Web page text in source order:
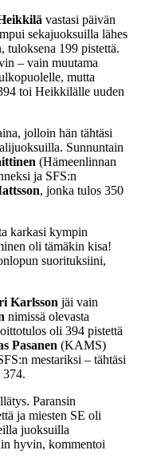
vastasi päivän
sekajuoksuilla lähes
tuloksena 199 pistettä.
– vain muutama
mutta
toi Heikkilälle uuden
jolloin hän tähtäsi
Sunnuntain
(Hämeenlinnan
ja SFS:n
, jonka tulos 350
karkasi kympin
oli tämäkin kisa!
suorituksiini,
Karlsson jäi vain
nimissä olevasta
oli 394 pistettä
Pasanen (KAMS)
mestariksi – tähtäsi
Paransin
ja miesten SE oli
juoksuilla
hyvin, kommentoi